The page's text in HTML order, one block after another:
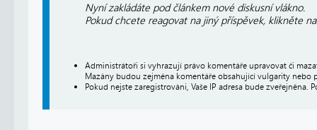
Nyní zakládáte pod článkem nové diskusní vlákno.
Pokud chcete reagovat na jiný příspěvek, klikněte
Administrátoři si vyhrazují právo komentáře upravovat či
Mazány budou zejména komentáře obsahující vulgarity nebo
Pokud nejste zaregistrováni, Vaše IP adresa bude